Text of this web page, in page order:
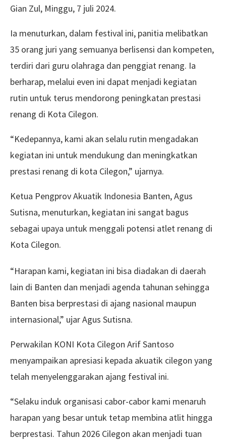
Gian Zul, Minggu, 7 juli 2024.
Ia menuturkan, dalam festival ini, panitia melibatkan
35 orang juri yang semuanya berlisensi dan kompeten,
terdiri dari guru olahraga dan penggiat renang. Ia
berharap, melalui even ini dapat menjadi kegiatan
rutin untuk terus mendorong peningkatan prestasi
renang di Kota Cilegon.
“Kedepannya, kami akan selalu rutin mengadakan
kegiatan ini untuk mendukung dan meningkatkan
prestasi renang di kota Cilegon,” ujarnya.
Ketua Pengprov Akuatik Indonesia Banten, Agus
Sutisna, menuturkan, kegiatan ini sangat bagus
sebagai upaya untuk menggali potensi atlet renang di
Kota Cilegon.
“Harapan kami, kegiatan ini bisa diadakan di daerah
lain di Banten dan menjadi agenda tahunan sehingga
Banten bisa berprestasi di ajang nasional maupun
internasional,” ujar Agus Sutisna.
Perwakilan KONI Kota Cilegon Arif Santoso
menyampaikan apresiasi kepada akuatik cilegon yang
telah menyelenggarakan ajang festival ini.
“Selaku induk organisasi cabor-cabor kami menaruh
harapan yang besar untuk tetap membina atlit hingga
berprestasi. Tahun 2026 Cilegon akan menjadi tuan